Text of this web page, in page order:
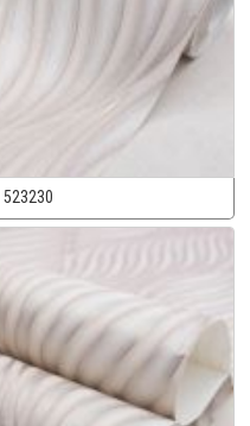
523230